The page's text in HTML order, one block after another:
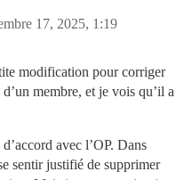
17, 2025, 1:19
modification pour corriger
membre, et je vois qu’il a
avec l’OP. Dans
sentir justifié de supprimer